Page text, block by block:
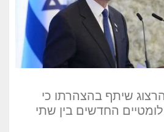
שיתף בהצהרתו כי
החדשים בין שתי